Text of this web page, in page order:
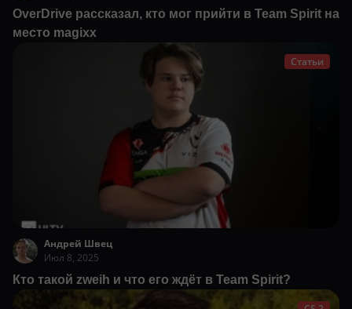
OverDrive рассказал, кто мог прийти в Team Spirit на
место magixx
Статьи
Андрей Швец
Июл 8, 2025
Кто такой zweih и что его ждёт в Team Spirit?